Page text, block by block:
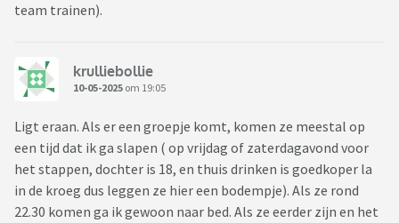
team trainen).
krulliebollie
10-05-2025 om 19:05
Ligt eraan. Als er een groepje komt, komen ze meestal op
een tijd dat ik ga slapen ( op vrijdag of zaterdagavond voor
het stappen, dochter is 18, en thuis drinken is goedkoper la
in de kroeg dus leggen ze hier een bodempje). Als ze rond
22.30 komen ga ik gewoon naar bed. Als ze eerder zijn en het